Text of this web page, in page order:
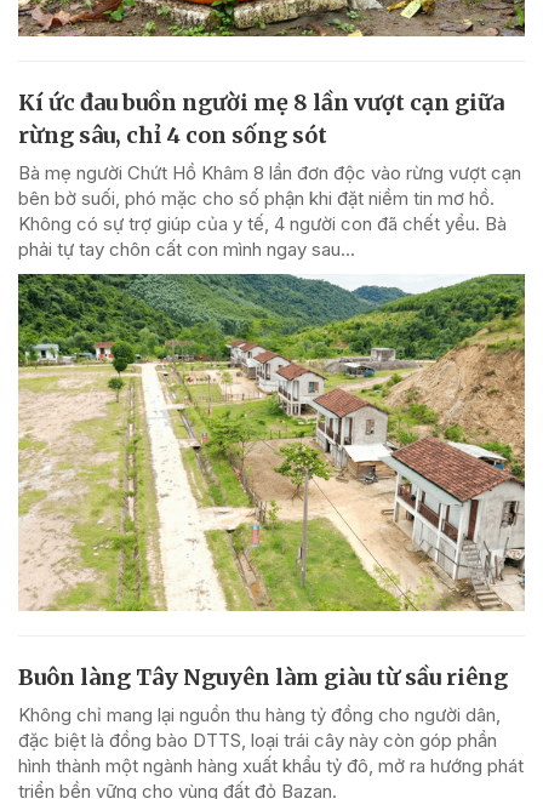
Kí ức đau buồn người mẹ 8 lần vượt cạn giữa
rừng sâu, chỉ 4 con sống sót
Bà mẹ người Chứt Hồ Khâm 8 lần đơn độc vào rừng vượt cạn
bên bờ suối, phó mặc cho số phận khi đặt niềm tin mơ hồ.
Không có sự trợ giúp của y tế, 4 người con đã chết yểu. Bà
phải tự tay chôn cất con mình ngay sau...
Buôn làng Tây Nguyên làm giàu từ sầu riêng
Không chỉ mang lại nguồn thu hàng tỷ đồng cho người dân,
đặc biệt là đồng bào DTTS, loại trái cây này còn góp phần
hình thành một ngành hàng xuất khẩu tỷ đô, mở ra hướng phát
triển bền vững cho vùng đất đỏ Bazan.